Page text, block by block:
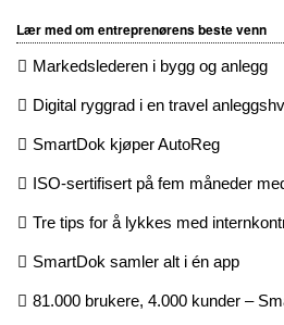
Lær med om entreprenørens beste venn
Markedslederen i bygg og anlegg
Digital ryggrad i en travel
SmartDok kjøper AutoReg
ISO-sertifisert på fem måneder
Tre tips for å lykkes med
SmartDok samler alt i én app
81.000 brukere, 4.000 kunder –